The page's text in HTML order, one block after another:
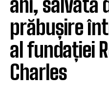
ani, salvată
prăbușire
al fundației
Charles